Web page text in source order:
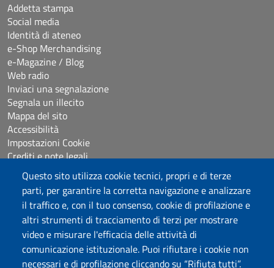
Questo sito utilizza cookie tecnici, propri e di terze
parti, per garantire la corretta navigazione e analizzare
il traffico e, con il tuo consenso, cookie di profilazione e
altri strumenti di tracciamento di terzi per mostrare
video e misurare l'efficacia delle attività di
comunicazione istituzionale. Puoi rifiutare i cookie non
necessari e di profilazione cliccando su “Rifiuta tutti”.
Università degli Studi di Sassari
Addetta stampa
Social media
Identità di ateneo
e-Shop Merchandising
e-Magazine / Blog
Web radio
Inviaci una segnalazione
Segnala un illecito
Mappa del sito
Accessibilità
Impostazioni Cookie
Crediti e note legali
Seguici su
Chatta con noi